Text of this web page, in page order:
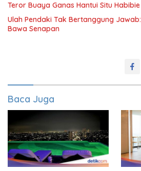
Teror Buaya Ganas Hantui Situ
Ulah Pendaki Tak Bertanggung
Bawa Senapan
Baca Juga